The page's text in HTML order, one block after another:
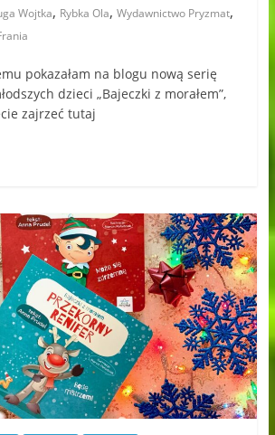
Wojtka, Rybka Ola, Wydawnictwo Pryzmat,
pokazałam na blogu nową serię
dzieci „Bajeczki z morałem”,
zajrzeć tutaj